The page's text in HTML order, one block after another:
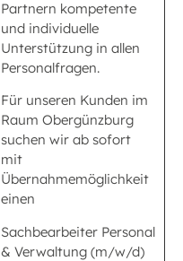
Partnern kompetente
und individuelle
Unterstützung in allen
Personalfragen.
Für unseren Kunden im
Raum Obergünzburg
suchen wir ab sofort
mit
Übernahmemöglichkeit
einen
Sachbearbeiter Personal
& Verwaltung (m/w/d)